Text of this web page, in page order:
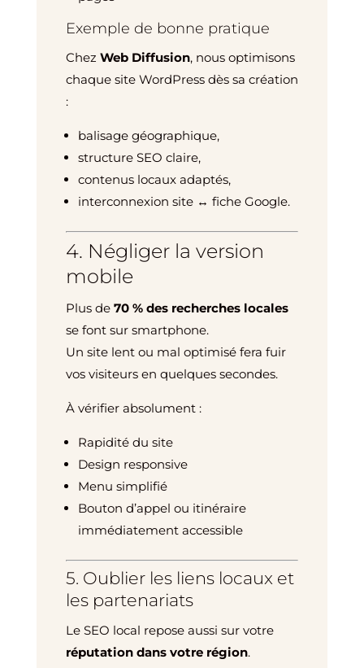
Exemple de bonne pratique
Chez Web Diffusion, nous optimisons
chaque site WordPress dès sa création
:
balisage géographique,
structure SEO claire,
contenus locaux adaptés,
interconnexion site ↔ fiche Google.
4. Négliger la version
mobile
Plus de 70 % des recherches locales
se font sur smartphone.
Un site lent ou mal optimisé fera fuir
vos visiteurs en quelques secondes.
À vérifier absolument :
Rapidité du site
Design responsive
Menu simplifié
Bouton d’appel ou itinéraire
immédiatement accessible
5. Oublier les liens locaux et
les partenariats
Le SEO local repose aussi sur votre
réputation dans votre région.